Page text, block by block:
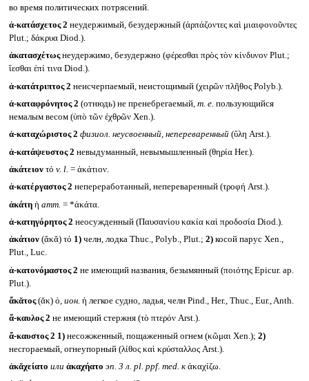
во время политических потрясений.
ἀ-κατάσχετος 2 неудержимый, безудержный (ἁρπάζοντες καὶ μιαιφονοῦντες
Plut.; δάκρυα Diod.).
ἀκατασχέτωςнеудержимо, безудержно (φέρεσθαι πρὸς τὸν κίνδυνον Plut.;
ἵεσθαι ἐπί τινα Diod.).
ἀ-κατάτριπτος 2 неисчерпаемый, неистощимый (χειρῶν πλῆθος Polyb.).
ἀ-καταφρόνητος 2 (отнюдь) не пренебрегаемый, т. е. пользующийся
немалым весом (ὑπὸ τῶν ἐχθρῶν Xen.).
ἀ-καταχώριστος 2 физиол. неусвоенный, непереваренный(ὕλη Arst.).
ἀ-κατάψευστος 2 невыдуманный, невымышленный (θηρία Her.).
ἀκάτειον τό v. l. = ἀκάτιον.
ἀ-κατέργαστος 2 непереработанный, непереваренный (τροφή Arst.).
ἀκάτη ἡ атт. = *ἀκάτα.
ἀ-κατηγόρητος 2 неосужденный (Παυσανίου κακία καὶ προδοσία Diod.).
ἀκάτιον (ᾰκᾰ) τό 1)челн, лодка Thuc., Polyb., Plut.; 2)косой парус Xen.,
Plut., Luc.
ἀ-κατονόμαστος 2 не имеющий названия, безымянный (ποιότης Epicur. ap.
Plut.).
ἄκᾰτος(ᾰκ) ὁ,ион. ἡ легкое судно, ладья, челн Pind., Her., Thuc., Eur., Anth.
ἄ-καυλος 2 не имеющий стержня (τὸ πτερόν Arst.).
ἄ-καυστος 2 1)несожженный, пощаженный огнем (κῶμαι Xen.); 2)
несгораемый, огнеупорный (λίθος καὶ κρύσταλλος Arst.).
ἀκᾰχείατο или ἀκαχήατο эп. 3 л. pl. ppf. med. кἀκαχίζω.